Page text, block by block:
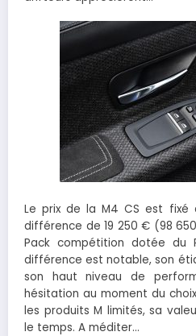
Le prix de la M4 CS est fixé
différence de 19 250 € (98
Pack compétition dotée du
différence est notable, son
son haut niveau de
hésitation au moment du
les produits M limités, sa
le temps. A méditer…